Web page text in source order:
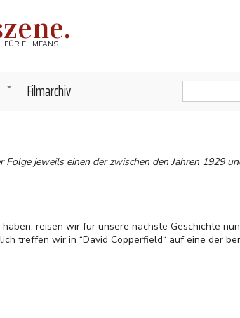
FÜR FILMFANS
+ Filmarchiv
jeweils einen der zwischen den Jahren 1929
reisen wir für unsere nächste Geschichte
treffen wir in “David Copperfield“ auf eine der